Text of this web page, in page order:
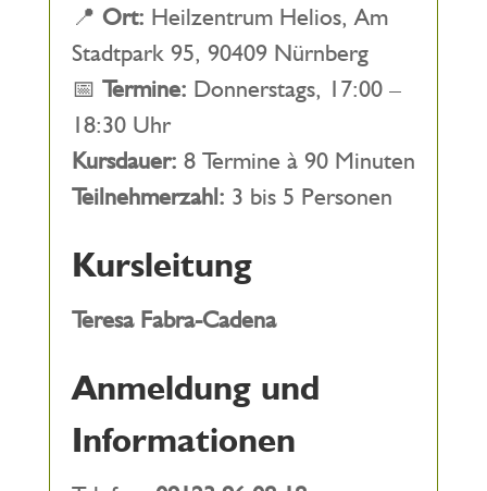
📍 Ort: Heilzentrum Helios, Am
Stadtpark 95, 90409 Nürnberg
📅 Termine: Donnerstags, 17:00 –
18:30 Uhr
Kursdauer: 8 Termine à 90 Minuten
Teilnehmerzahl: 3 bis 5 Personen
Kursleitung
Teresa Fabra-Cadena
Anmeldung und
Informationen